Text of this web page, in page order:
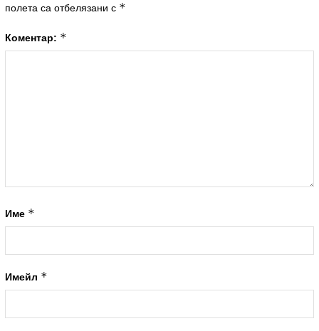
полета са отбелязани с *
Коментар: *
Име *
Имейл *